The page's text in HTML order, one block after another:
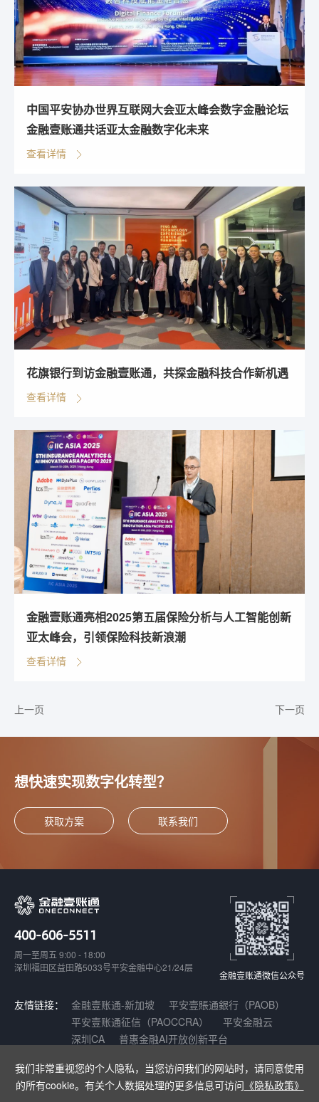
我们非常重视您的个人隐私，当您访问我们的网站时，请同意使用
的所有cookie。有关个人数据处理的更多信息可访问 《隐私政策》
中国平安协办世界互联网大会亚太峰会数字金融论坛
金融壹账通共话亚太金融数字化未来
查看详情
花旗银行到访金融壹账通，共探金融科技合作新机遇
查看详情
金融壹账通亮相2025第五届保险分析与人工智能创新
亚太峰会，引领保险科技新浪潮
查看详情
上一页 下一页
想快速实现数字化转型？
获取方案 联系我们
400-606-5511
周一至周五 9:00 - 18:00
深圳福田区益田路5033号平安金融中心21/24层
金融壹账通微信公众号
友情链接： 金融壹账通-新加坡
平安壹賬通銀行（PAOB）
平安壹账通征信（PAOCCRA）
平安金融云
深圳CA
普惠金融AI开放创新平台
Copyright © 2021-2025 深圳壹账通智能科技有限公司 |增值电信业务经营
许可证：粤B2-20180141 |粤ICP备17140175号|粤公网安备